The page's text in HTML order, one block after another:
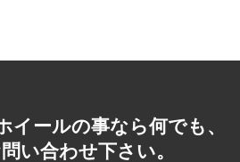
イールの事なら何でも、
い合わせ下さい。